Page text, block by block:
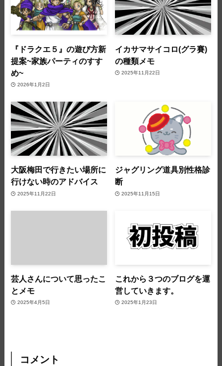
『ドラクエ５』の遊び方新
提案~家族パーティのすす
め~
2026年1月2日
イカサマサイコロ(グラ賽)
の種類メモ
2025年11月22日
大阪梅田で行きたい場所に
行けない時のアドバイス
2025年11月22日
ジャグリング道具別性格診
断
2025年11月15日
芸人さんについて思ったこ
とメモ
2025年4月5日
これから３つのブログを運
営していきます。
2025年1月23日
コメント